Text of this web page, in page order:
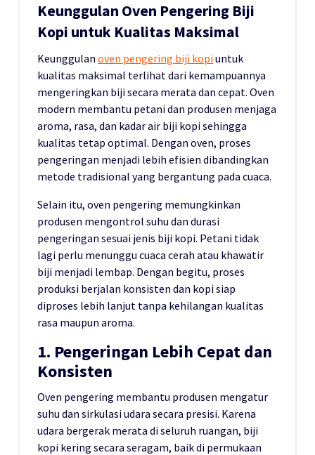
Keunggulan Oven Pengering Biji
Kopi untuk Kualitas Maksimal
Keunggulan oven pengering biji kopiuntuk
kualitas maksimal terlihat dari kemampuannya
mengeringkan biji secara merata dan cepat. Oven
modern membantu petani dan produsen menjaga
aroma, rasa, dan kadar air biji kopi sehingga
kualitas tetap optimal. Dengan oven, proses
pengeringan menjadi lebih efisien dibandingkan
metode tradisional yang bergantung pada cuaca.
Selain itu, oven pengering memungkinkan
produsen mengontrol suhu dan durasi
pengeringan sesuai jenis biji kopi. Petani tidak
lagi perlu menunggu cuaca cerah atau khawatir
biji menjadi lembap. Dengan begitu, proses
produksi berjalan konsisten dan kopi siap
diproses lebih lanjut tanpa kehilangan kualitas
rasa maupun aroma.
1. Pengeringan Lebih Cepat dan
Konsisten
Oven pengering membantu produsen mengatur
suhu dan sirkulasi udara secara presisi. Karena
udara bergerak merata di seluruh ruangan, biji
kopi kering secara seragam, baik di permukaan